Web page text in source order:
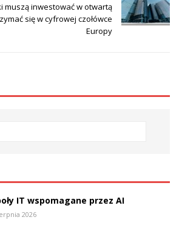
muszą inwestować w otwartą
się w cyfrowej czołówce
Europy
IT wspomagane przez AI
2026